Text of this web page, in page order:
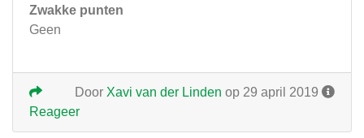
Zwakke punten
Geen
Door Xavi van der Linden op 29 april 2019
Reageer